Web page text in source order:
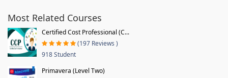
Most Related Courses
Certified Cost Professional (C...
(197 Reviews )
918 Student
Primavera (Level Two)